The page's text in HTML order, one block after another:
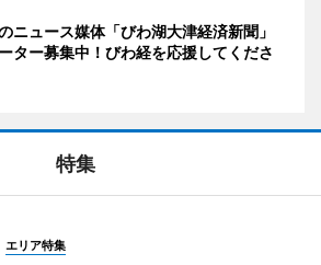
ニュース媒体「びわ湖大津経済新聞」
ター募集中！びわ経を応援してくださ
特集
エリア特集